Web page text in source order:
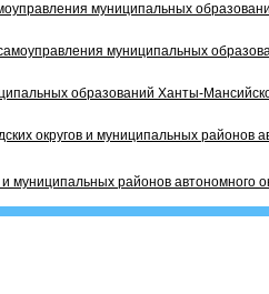
муниципальных
муниципальных
образований Ханты-
округов и муниципальных районов
муниципальных районов автономного